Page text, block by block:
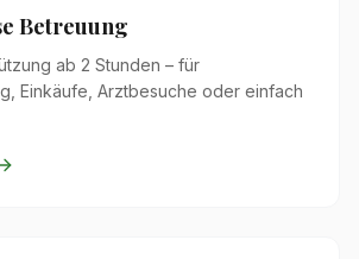
Betreuung
ab 2 Stunden – für
Einkäufe, Arztbesuche oder einfach